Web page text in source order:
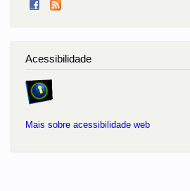
Acessibilidade
Mais sobre acessibilidade web